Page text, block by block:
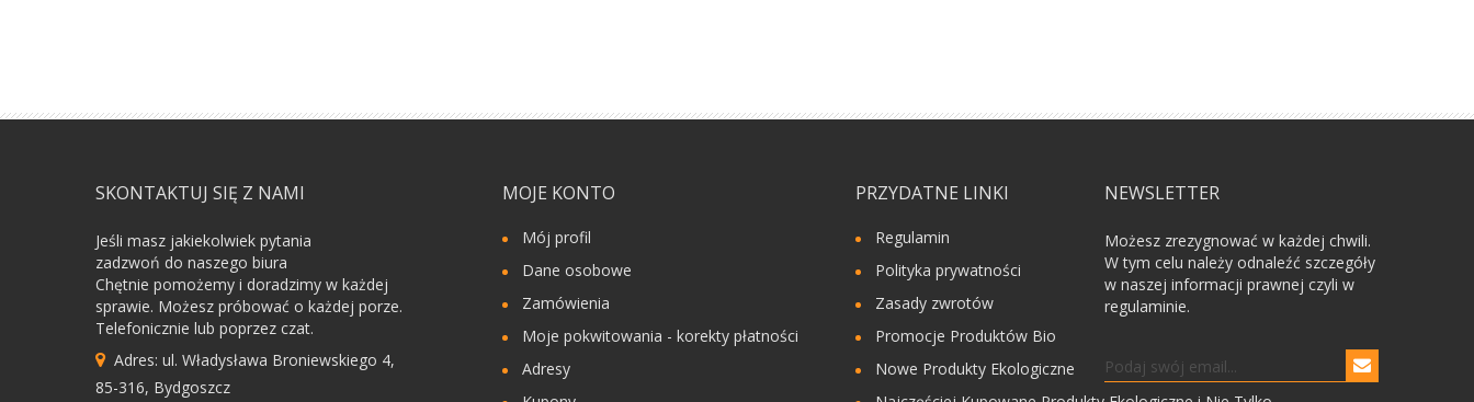
SKONTAKTUJ SIĘ Z NAMI
Jeśli masz jakiekolwiek pytania
zadzwoń do naszego biura
Chętnie pomożemy i doradzimy w każdej
sprawie. Możesz próbować o każdej porze.
Telefonicznie lub poprzez czat.
Adres: ul. Władysława Broniewskiego 4,
85-316, Bydgoszcz
MOJE KONTO
Mój profil
Dane osobowe
Zamówienia
Moje pokwitowania - korekty płatności
Adresy
PRZYDATNE LINKI
Regulamin
Polityka prywatności
Zasady zwrotów
Promocje Produktów Bio
Nowe Produkty Ekologiczne
NEWSLETTER
Możesz zrezygnować w każdej chwili.
W tym celu należy odnaleźć szczegóły
w naszej informacji prawnej czyli w
regulaminie.